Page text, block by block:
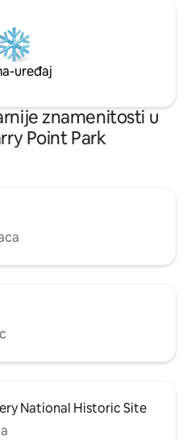
uređaj
znamenitosti u
Point Park
National Historic Site